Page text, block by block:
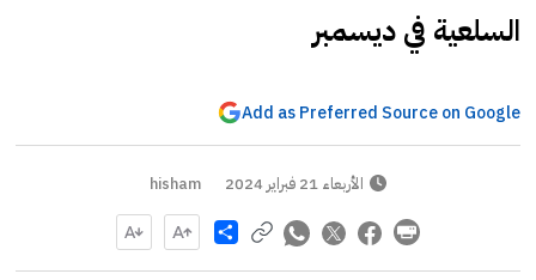
السلعية في ديسمبر
Add as Preferred Source on Google
الأربعاء 21 فبراير 2024 hisham
Share